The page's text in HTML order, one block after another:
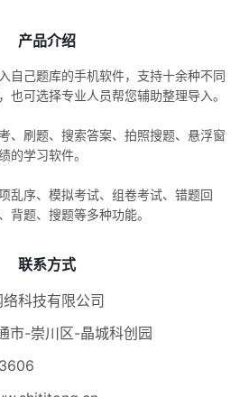
产品介绍
自己题库的手机软件，支持十余种不同
也可选择专业人员帮您辅助整理导入。
、刷题、搜索答案、拍照搜题、悬浮窗
的学习软件。
乱序、模拟考试、组卷考试、错题回
背题、搜题等多种功能。
联系方式
科技有限公司
市-崇川区-晶城科创园